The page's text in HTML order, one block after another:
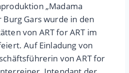
„Madama
Gars wurde in den
von ART for ART im
Auf Einladung von
von ART for